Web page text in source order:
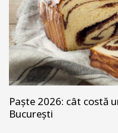
Paște 2026: cât costă
București